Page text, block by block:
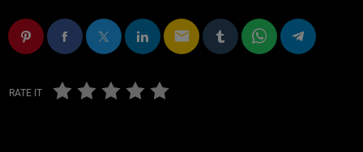
email
RATE IT